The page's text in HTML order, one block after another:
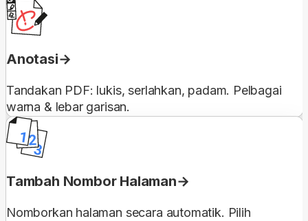
Anotasi
Tandakan PDF: lukis, serlahkan, padam. Pelbagai
warna & lebar garisan.
Tambah Nombor Halaman
Nomborkan halaman secara automatik. Pilih